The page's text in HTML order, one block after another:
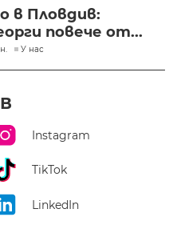
в Пловдив:
повече от...
У нас
Instagram
TikTok
LinkedIn